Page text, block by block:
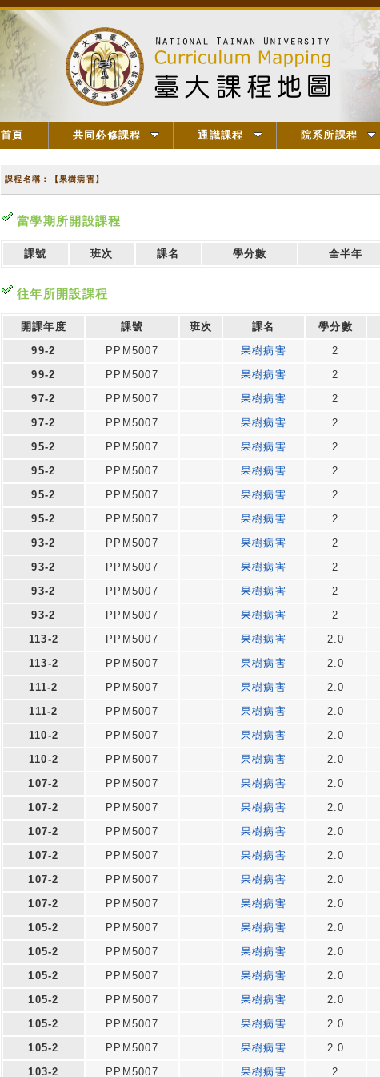
首頁 共同必修課程 通識課程 院系所課程
課程名稱：【果樹病害】
當學期所開設課程
課號 班次 課名 學分數 全半年
往年所開設課程
開課年度 課號 班次 課名 學分數
99-2
PPM5007 果樹病害 2
99-2
PPM5007 果樹病害 2
97-2
PPM5007 果樹病害 2
97-2
PPM5007 果樹病害 2
95-2
PPM5007 果樹病害 2
95-2
PPM5007 果樹病害 2
95-2
PPM5007 果樹病害 2
95-2
PPM5007 果樹病害 2
93-2
PPM5007 果樹病害 2
93-2
PPM5007 果樹病害 2
93-2
PPM5007 果樹病害 2
93-2
PPM5007 果樹病害 2
113-2
PPM5007 果樹病害 2.0
113-2
PPM5007 果樹病害 2.0
111-2
PPM5007 果樹病害 2.0
111-2
PPM5007 果樹病害 2.0
110-2
PPM5007 果樹病害 2.0
110-2
PPM5007 果樹病害 2.0
107-2
PPM5007 果樹病害 2.0
107-2
PPM5007 果樹病害 2.0
107-2
PPM5007 果樹病害 2.0
107-2
PPM5007 果樹病害 2.0
107-2
PPM5007 果樹病害 2.0
107-2
PPM5007 果樹病害 2.0
105-2
PPM5007 果樹病害 2.0
105-2
PPM5007 果樹病害 2.0
105-2
PPM5007 果樹病害 2.0
105-2
PPM5007 果樹病害 2.0
105-2
PPM5007 果樹病害 2.0
105-2
PPM5007 果樹病害 2.0
103-2
PPM5007 果樹病害 2